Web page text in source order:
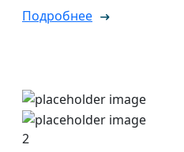
Подробнее
2